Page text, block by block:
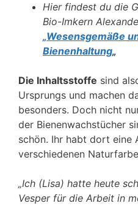
Hier findest du die
Bio-Imkern
„Wesensgemäße
Bienenhaltung„
Die Inhaltsstoffe sind
Ursprungs und machen
besonders. Doch nicht
der Bienenwachstücher
schön. Ihr habt dort eine
verschiedenen
„Ich (Lisa) hatte heute
Vesper für die Arbeit in